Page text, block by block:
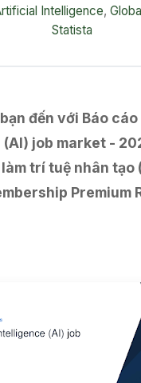
Intelligence,
Statista
đến với Báo
job market -
trí tuệ nhân tạo
Premium